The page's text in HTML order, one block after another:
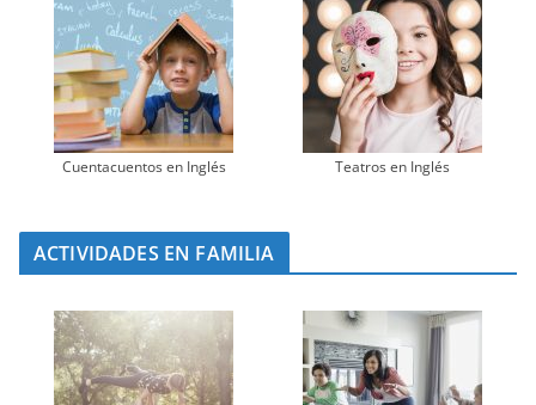
Cuentacuentos en Inglés Teatros en Inglés
ACTIVIDADES EN FAMILIA